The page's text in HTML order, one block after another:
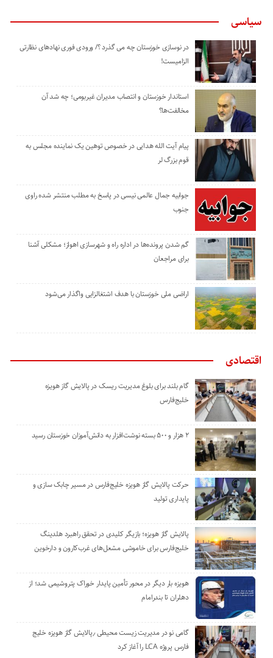
سیاسی
در نوسازی خوزستان چه می گذرد ؟/ ورودی فوری نهادهای نظارتی
الزامیست!
استاندار خوزستان و انتصاب مدیران غیربومی؛ چه شد آن
مخالفت‌ها؟
پیام آیت الله هدایی در خصوص توهین یک نماینده مجلس به
قوم بزرگ لر
جوابیه جمال عالمی نیسی در پاسخ به مطلب منتشر شده راوی
جنوب
گم شدن پرونده‌ها در اداره راه و شهرسازی اهواز؛ مشکلی آشنا
برای مراجعان
اراضی ملی خوزستان با هدف اشتغالزایی واگذار می‌شود
اقتصادی
گام بلند برای بلوغ مدیریت ریسک در پالایش گاز هویزه
خلیج‌فارس
۲ هزار و ۵۰۰ بسته نوشت‌افزار به دانش‌آموزان خوزستان رسید
حرکت پالایش گاز هویزه خلیج‌فارس در مسیر چابک سازی و
پایداری تولید
پالایش گاز هویزه؛ بازیگر کلیدی در تحقق راهبرد هلدینگ
خلیج‌فارس برای خاموشی مشعل‌های غرب‌کارون و دارخوین
هویزه بار دیگر در محور تأمین پایدار خوراک پتروشیمی شد؛ از
دهلران تا بندرامام
گامی نو در مدیریت زیست ‌محیطی ٫پالایش گاز هویزه خلیج
‌فارس پروژه LCA را آغاز کرد